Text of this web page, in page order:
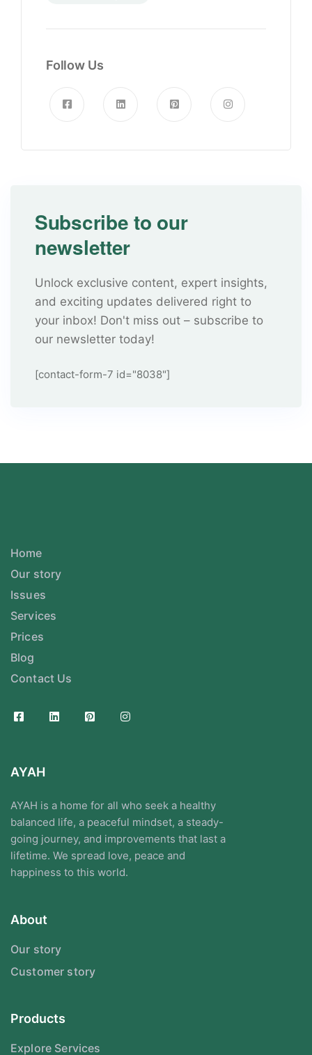
Follow Us
Subscribe to our
newsletter
Unlock exclusive content, expert insights,
and exciting updates delivered right to
your inbox! Don't miss out – subscribe to
our newsletter today!
[contact-form-7 id="8038"]
Home
Our story
Issues
Services
Prices
Blog
Contact Us
AYAH
AYAH is a home for all who seek a healthy
balanced life, a peaceful mindset, a steady-
going journey, and improvements that last a
lifetime. We spread love, peace and
happiness to this world.
About
Our story
Customer story
Products
Explore Services